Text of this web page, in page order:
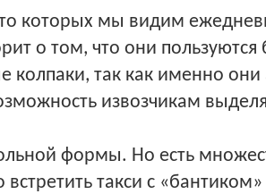
которых мы видим
о том, что они
так как именно они
извозчикам
формы. Но есть
такси с